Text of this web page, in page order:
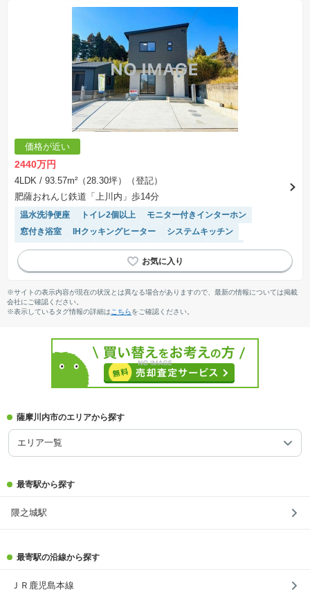
価格が近い
2440万円
4LDK / 93.57m²（28.30坪）（登記）
肥薩おれんじ鉄道「上川内」歩14分
温水洗浄便座 トイレ2個以上
モニター付きインターホン
窓付き浴室
IHクッキングヒーター
システムキッチン
浴室乾燥機
WIC オール電化 対面キッチン 食洗機
※サイトの表示内容が現在の状況とは異なる場合がありますので、最新の情報については掲載
会社にご確認ください。
※表示しているタグ情報の詳細は こちらをご確認ください。
薩摩川内市のエリアから探す
エリア一覧
最寄駅から探す
隈之城駅
最寄駅の沿線から探す
ＪＲ鹿児島本線